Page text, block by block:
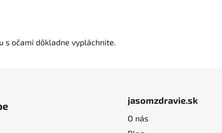
s očami dôkladne vypláchnite.
jasomzdravie.sk
O nás